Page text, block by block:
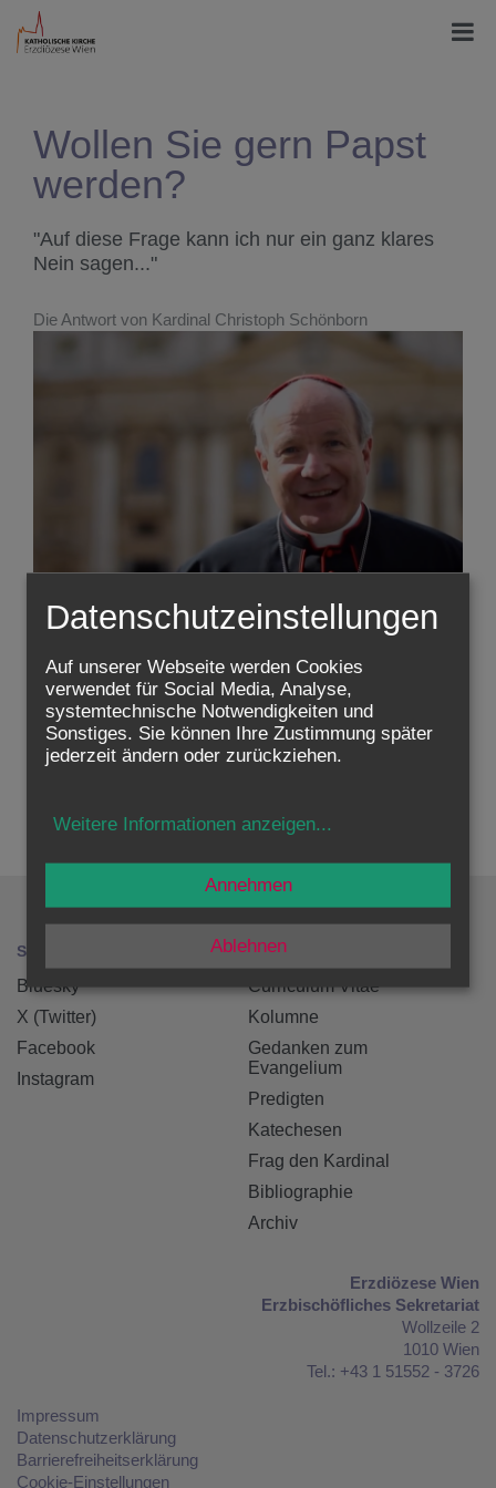
Wollen Sie gern Papst
werden?
"Auf diese Frage kann ich nur ein ganz klares
Nein sagen..."
Die Antwort von Kardinal Christoph Schönborn
Zustimmung erforderlich!
Bitte akzeptieren Sie
Cookies von Youtube
laden Sie
die Seite neu, um diesen Inhalt sehen zu können.
SOCIAL MEDIA
Bluesky
X (Twitter)
Facebook
Instagram
HOME
Curriculum Vitae
Kolumne
Gedanken zum
Evangelium
Predigten
Katechesen
Frag den Kardinal
Bibliographie
Archiv
Erzdiözese Wien
Erzbischöfliches Sekretariat
Wollzeile 2
1010 Wien
Tel.: +43 1 51552 - 3726
Impressum
Datenschutzerklärung
Barrierefreiheitserklärung
Cookie-Einstellungen
Datenschutzeinstellungen
Auf unserer Webseite werden Cookies
verwendet für Social Media, Analyse,
systemtechnische Notwendigkeiten und
Sonstiges. Sie können Ihre Zustimmung später
jederzeit ändern oder zurückziehen.
Weitere Informationen anzeigen...
Ablehnen
Annehmen